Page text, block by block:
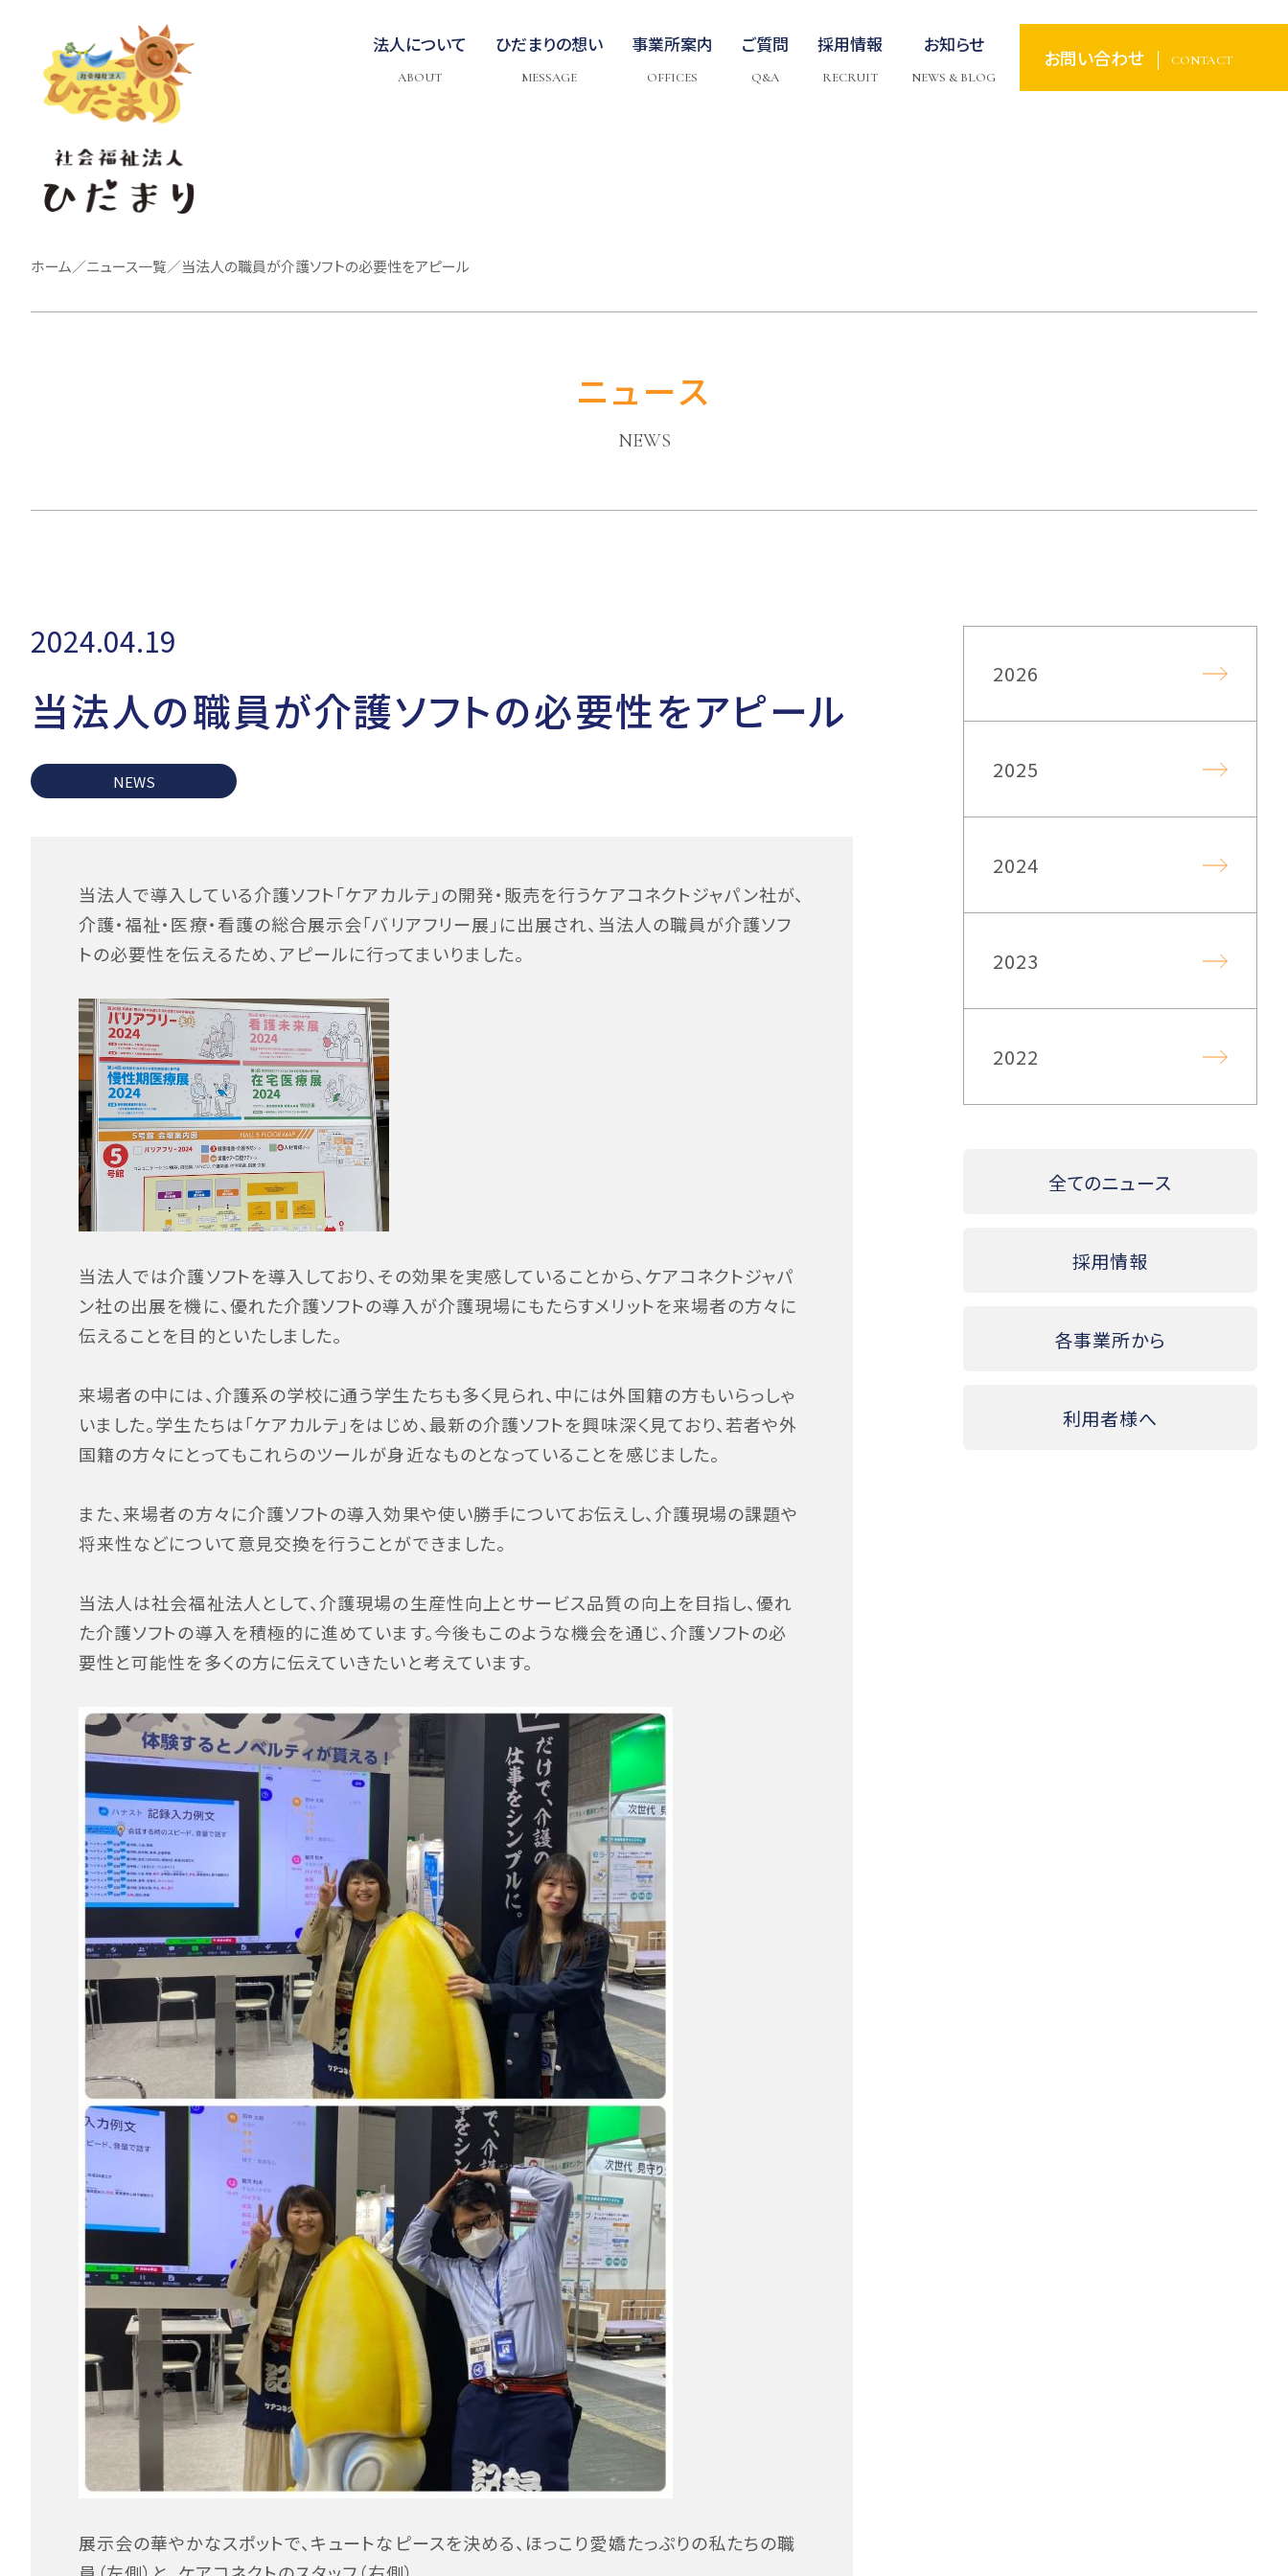
法人について
ABOUT
ひだまりの想い
MESSAGE
事業所案内
OFFICES
ご質問
Q&A
採用情報
RECRUIT
お知らせ
NEWS & BLOG
お問い合わせ CONTACT
ホーム／ニュース一覧／当法人の職員が介護ソフトの必要性をアピール
ニュース
NEWS
2024.04.19
当法人の職員が介護ソフトの必要性をアピール
NEWS
当法人で導入している介護ソフト「ケアカルテ」の開発・販売を行うケアコネクトジャパン社が、
介護・福祉・医療・看護の総合展示会「バリアフリー展」に出展され、当法人の職員が介護ソフ
トの必要性を伝えるため、アピールに行ってまいりました。
当法人では介護ソフトを導入しており、その効果を実感していることから、ケアコネクトジャパ
ン社の出展を機に、優れた介護ソフトの導入が介護現場にもたらすメリットを来場者の方々に
伝えることを目的といたしました。
来場者の中には、介護系の学校に通う学生たちも多く見られ、中には外国籍の方もいらっしゃ
いました。学生たちは「ケアカルテ」をはじめ、最新の介護ソフトを興味深く見ており、若者や外
国籍の方々にとってもこれらのツールが身近なものとなっていることを感じました。
また、来場者の方々に介護ソフトの導入効果や使い勝手についてお伝えし、介護現場の課題や
将来性などについて意見交換を行うことができました。
当法人は社会福祉法人として、介護現場の生産性向上とサービス品質の向上を目指し、優れ
た介護ソフトの導入を積極的に進めています。今後もこのような機会を通じ、介護ソフトの必
要性と可能性を多くの方に伝えていきたいと考えています。
展示会の華やかなスポットで、キュートなピースを決める、ほっこり愛嬌たっぷりの私たちの職
2026
2025
2024
2023
2022
全てのニュース
採用情報
各事業所から
利用者様へ